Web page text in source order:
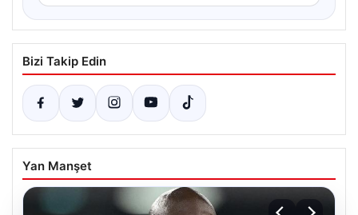
Bizi Takip Edin
Yan Manşet